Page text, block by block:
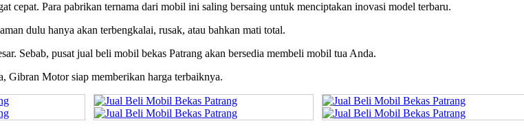
cepat. Para pabrikan ternama dari mobil ini saling bersaing untuk menciptakan inovasi model terbaru.
dulu hanya akan terbengkalai, rusak, atau bahkan mati total.
Sebab, pusat jual beli mobil bekas Patrang akan bersedia membeli mobil tua Anda.
Gibran Motor siap memberikan harga terbaiknya.